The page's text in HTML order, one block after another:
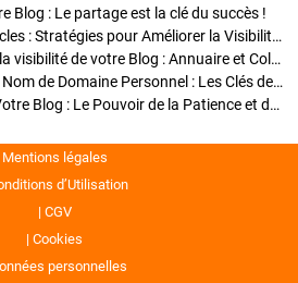
Blog : Le partage est la clé du succès !
Optimisation SEO des Articles : Stratégies pour Améliorer la Visibilité de Votre Blog
Stratégies pour améliorer la visibilité de votre Blog : Annuaire et Collaborations
Pourquoi Investir dans un Nom de Domaine Personnel : Les Clés de la Réussite de Votre Blog
Comment Faire Émerger Votre Blog : Le Pouvoir de la Patience et de la Persévérance
Mentions légales
d’Utilisation
CGV
Cookies
personnelles